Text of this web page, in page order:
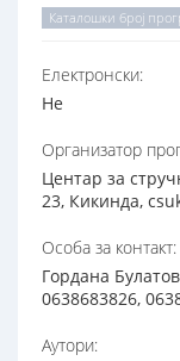
Каталошки број
Електронски:
Не
Организатор
Центар за
23, Кикинда,
Особа за контакт:
Гордана
0638683826,
Аутори: